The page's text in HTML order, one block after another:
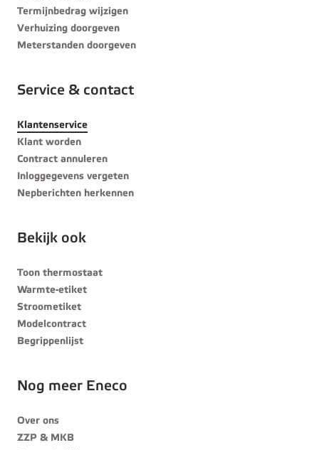
Termijnbedrag wijzigen
Verhuizing doorgeven
Meterstanden doorgeven
Service & contact
Klantenservice
Klant worden
Contract annuleren
Inloggegevens vergeten
Nepberichten herkennen
Bekijk ook
Toon thermostaat
Warmte-etiket
Stroometiket
Modelcontract
Begrippenlijst
Nog meer Eneco
Over ons
ZZP & MKB